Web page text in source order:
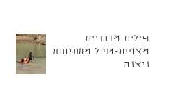
פילים מדבריים
מצויים-טיול משפחות
ניצנה